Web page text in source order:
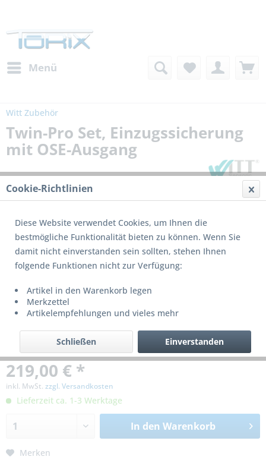
Menü
Witt Zubehör
Twin-Pro Set, Einzugssicherung
mit OSE-Ausgang
219,00 € *
inkl. MwSt. zzgl. Versandkosten
Lieferzeit ca. 1-3 Werktage
In den Warenkorb
Merken
Cookie-Richtlinien
Diese Website verwendet Cookies, um Ihnen die
bestmögliche Funktionalität bieten zu können. Wenn Sie
damit nicht einverstanden sein sollten, stehen Ihnen
folgende Funktionen nicht zur Verfügung:
Artikel in den Warenkorb legen
Merkzettel
Artikelempfehlungen und vieles mehr
Einverstanden
Schließen